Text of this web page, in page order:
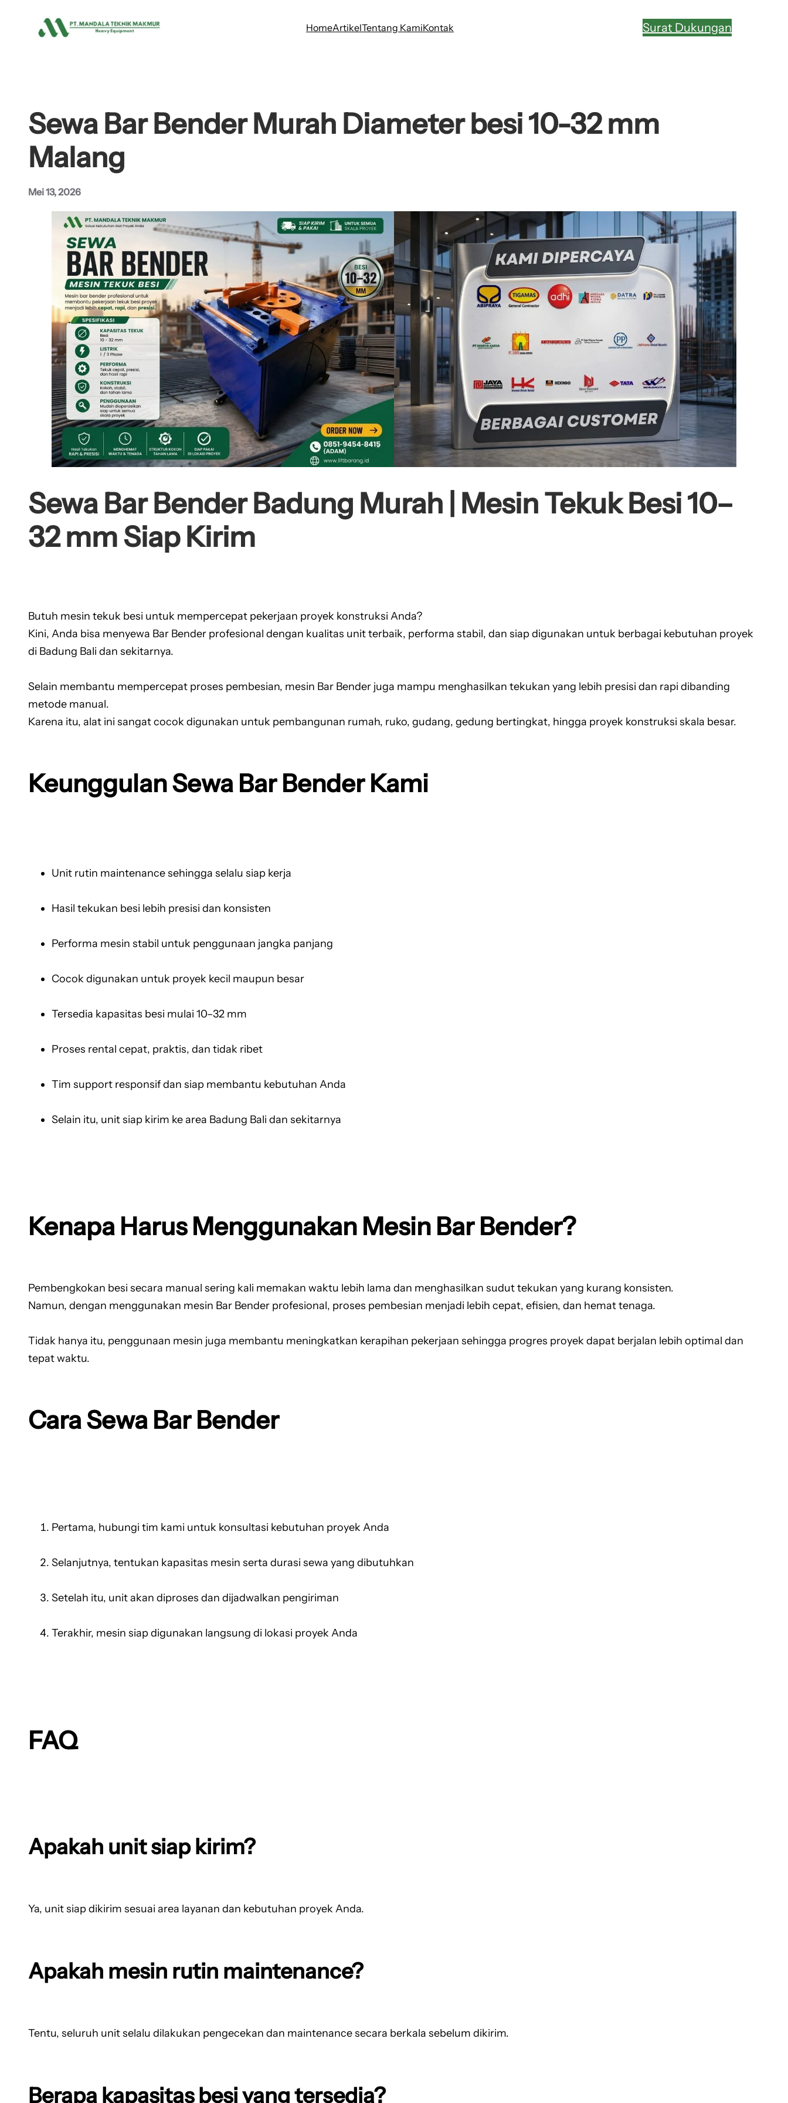
HomeArtikelTentang KamiKontak Surat Dukungan
Sewa Bar Bender Murah Diameter besi 10-32 mm
Malang
Mei 13, 2026
Sewa Bar Bender Badung Murah | Mesin Tekuk Besi 10–
32 mm Siap Kirim
Butuh mesin tekuk besi untuk mempercepat pekerjaan proyek konstruksi Anda?
Kini, Anda bisa menyewa Bar Bender profesional dengan kualitas unit terbaik, performa stabil, dan siap digunakan untuk berbagai kebutuhan proyek
di Badung Bali dan sekitarnya.
Selain membantu mempercepat proses pembesian, mesin Bar Bender juga mampu menghasilkan tekukan yang lebih presisi dan rapi dibanding
metode manual.
Karena itu, alat ini sangat cocok digunakan untuk pembangunan rumah, ruko, gudang, gedung bertingkat, hingga proyek konstruksi skala besar.
Keunggulan Sewa Bar Bender Kami
Unit rutin maintenance sehingga selalu siap kerja
Hasil tekukan besi lebih presisi dan konsisten
Performa mesin stabil untuk penggunaan jangka panjang
Cocok digunakan untuk proyek kecil maupun besar
Tersedia kapasitas besi mulai 10–32 mm
Proses rental cepat, praktis, dan tidak ribet
Tim support responsif dan siap membantu kebutuhan Anda
Selain itu, unit siap kirim ke area Badung Bali dan sekitarnya
Kenapa Harus Menggunakan Mesin Bar Bender?
Pembengkokan besi secara manual sering kali memakan waktu lebih lama dan menghasilkan sudut tekukan yang kurang konsisten.
Namun, dengan menggunakan mesin Bar Bender profesional, proses pembesian menjadi lebih cepat, efisien, dan hemat tenaga.
Tidak hanya itu, penggunaan mesin juga membantu meningkatkan kerapihan pekerjaan sehingga progres proyek dapat berjalan lebih optimal dan
tepat waktu.
Cara Sewa Bar Bender
Pertama, hubungi tim kami untuk konsultasi kebutuhan proyek Anda
Selanjutnya, tentukan kapasitas mesin serta durasi sewa yang dibutuhkan
Setelah itu, unit akan diproses dan dijadwalkan pengiriman
Terakhir, mesin siap digunakan langsung di lokasi proyek Anda
FAQ
Apakah unit siap kirim?
Ya, unit siap dikirim sesuai area layanan dan kebutuhan proyek Anda.
Apakah mesin rutin maintenance?
Tentu, seluruh unit selalu dilakukan pengecekan dan maintenance secara berkala sebelum dikirim.
Berapa kapasitas besi yang tersedia?